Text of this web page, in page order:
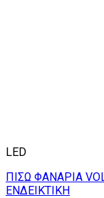
LED
ΠΙΣΩ ΦΑΝΑΡΙΑ
ΕΝΔΕΙΚΤΙΚΗ